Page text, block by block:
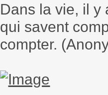
Dans la vie, il y
qui savent
compter.